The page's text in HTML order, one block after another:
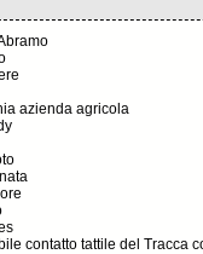
azienda agricola
contatto tattile del Tracca